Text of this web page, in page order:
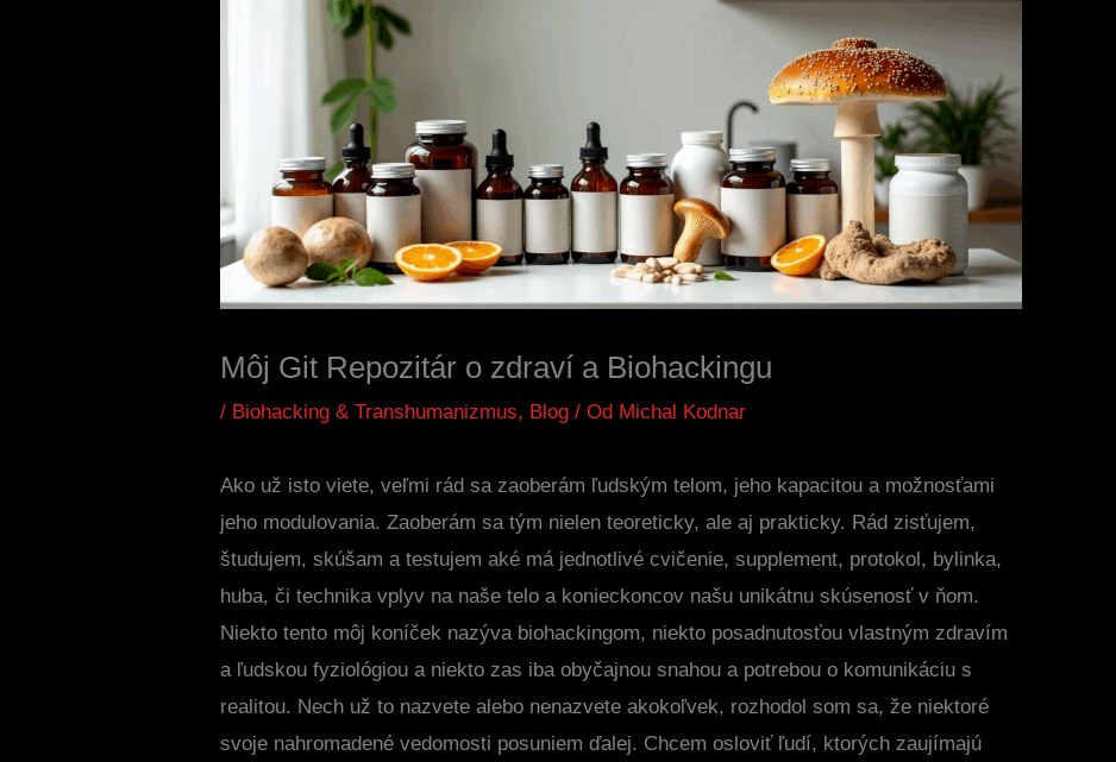
Môj Git Repozitár o zdraví a Biohackingu
/ Biohacking & Transhumanizmus, Blog / Od Michal Kodnar
Ako už isto viete, veľmi rád sa zaoberám ľudským telom, jeho kapacitou a možnosťami
jeho modulovania. Zaoberám sa tým nielen teoreticky, ale aj prakticky. Rád zisťujem,
študujem, skúšam a testujem aké má jednotlivé cvičenie, supplement, protokol, bylinka,
huba, či technika vplyv na naše telo a konieckoncov našu unikátnu skúsenosť v ňom.
Niekto tento môj koníček nazýva biohackingom, niekto posadnutosťou vlastným zdravím
a ľudskou fyziológiou a niekto zas iba obyčajnou snahou a potrebou o komunikáciu s
realitou. Nech už to nazvete alebo nenazvete akokoľvek, rozhodol som sa, že niektoré
svoje nahromadené vedomosti posuniem ďalej. Chcem osloviť ľudí, ktorých zaujímajú